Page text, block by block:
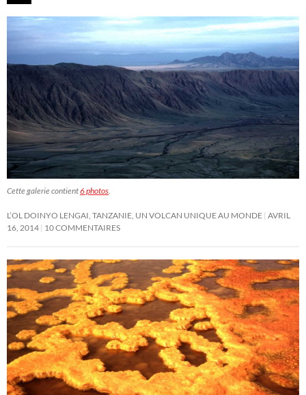
Cette galerie contient6 photos
L’OL DOINYO LENGAI, TANZANIE, UN VOLCAN UNIQUE AU MONDE AVRIL
16, 2014 10 COMMENTAIRES